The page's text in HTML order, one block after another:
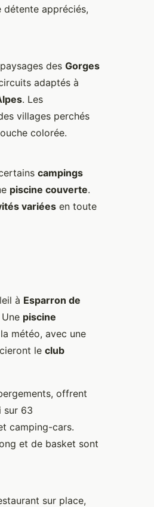
appréciés,
des Gorges
adaptés à
. Les
villages perchés
colorée.
campings
piscine couverte.
variées en toute
à Esparron de
piscine
météo, avec une
le club
offrent
sur 63
camping-cars.
et de basket sont
sur place,